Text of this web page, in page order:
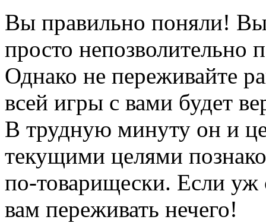
Вы правильно поняли!
просто непозволительно
Однако не переживайте
всей игры с вами будет
В трудную минуту он и
текущими целями
по-товарищески. Если уж
вам переживать нечего!